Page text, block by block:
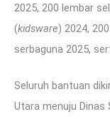
2025, 200 lembar
(kidsware) 2024,
serbaguna 2025,
Seluruh bantuan
Utara menuju Dinas